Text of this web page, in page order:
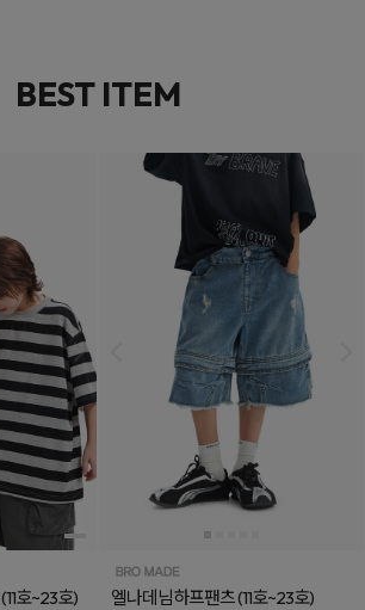
BEST ITEM
(11호~23호) 엘나데님하프팬츠(11호~23호)